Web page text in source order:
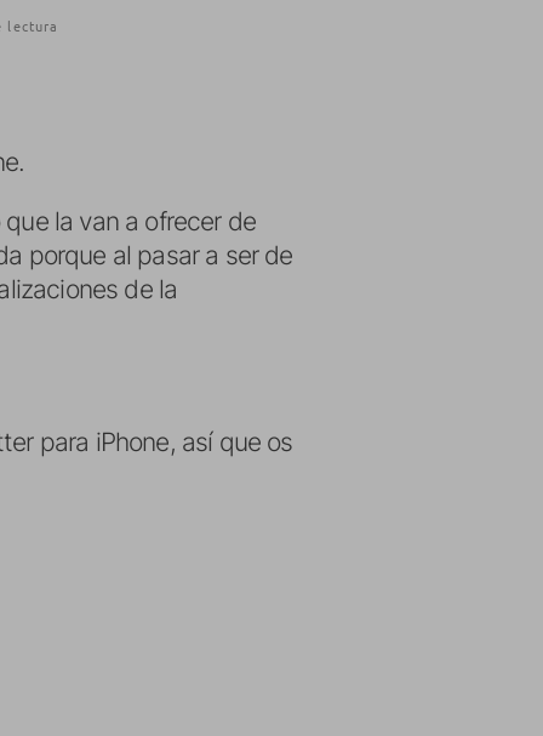
lectura
la van a ofrecer de
porque al pasar a ser de
de la
para iPhone, así que os